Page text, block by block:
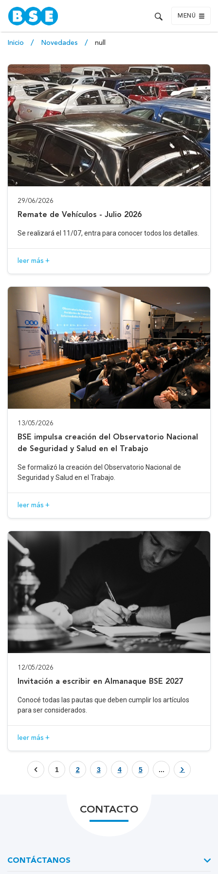
MENÚ
Inicio Novedades null
29/06/2026
Remate de Vehículos - Julio 2026
Se realizará el 11/07, entra para conocer todos los detalles.
leer más +
13/05/2026
BSE impulsa creación del Observatorio Nacional
de Seguridad y Salud en el Trabajo
Se formalizó la creación del Observatorio Nacional de
Seguridad y Salud en el Trabajo.
leer más +
12/05/2026
Invitación a escribir en Almanaque BSE 2027
Conocé todas las pautas que deben cumplir los artículos
para ser considerados.
leer más +
1 2 3 4 5 ...
CONTACTO
CONTÁCTANOS